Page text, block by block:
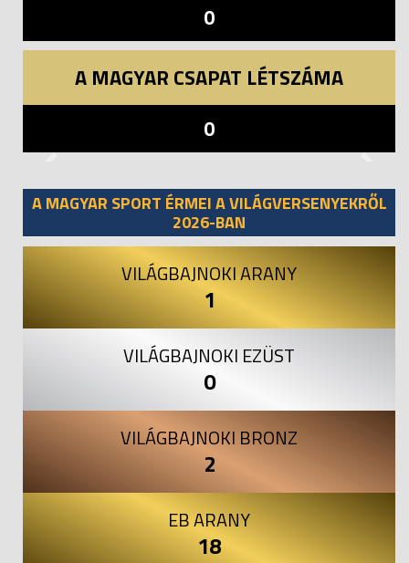
0
A MAGYAR CSAPAT LÉTSZÁMA
0
A MAGYAR SPORT ÉRMEI A VILÁGVERSENYEKRŐL
2026-BAN
VILÁGBAJNOKI ARANY
1
VILÁGBAJNOKI EZÜST
0
VILÁGBAJNOKI BRONZ
2
EB ARANY
18